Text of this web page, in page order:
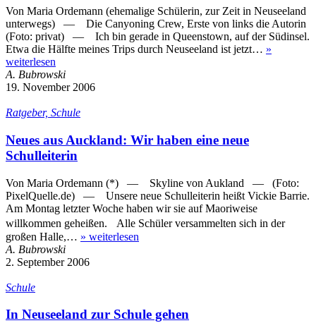
Von Maria Ordemann (ehemalige Schülerin, zur Zeit in Neuseeland
unterwegs) — Die Canyoning Crew, Erste von links die Autorin
(Foto: privat) — Ich bin gerade in Queenstown, auf der Südinsel.
Etwa die Hälfte meines Trips durch Neuseeland ist jetzt… »
weiterlesen
A. Bubrowski
19. November 2006
Ratgeber, Schule
Neues aus Auckland: Wir haben eine neue
Schulleiterin
Von Maria Ordemann (*) — Skyline von Aukland — (Foto:
PixelQuelle.de) — Unsere neue Schulleiterin heißt Vickie Barrie.
Am Montag letzter Woche haben wir sie auf Maoriweise
willkommen geheißen. Alle Schüler versammelten sich in der
großen Halle,… » weiterlesen
A. Bubrowski
2. September 2006
Schule
In Neuseeland zur Schule gehen